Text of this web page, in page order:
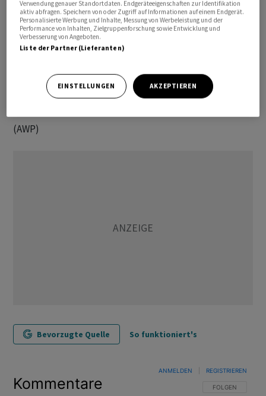
um so die Zölle zu vermeiden.
Auch die europäische Industrie sieht Handlungsbedarf:
«Die Chinesen waren da sehr agil, die haben schnell das
Zeitung einen Industriemanager. «Das ist eine offene
Flanke, die EU muss sie schliessen.»/men/la
(AWP)
Bevorzugte Quelle So funktioniert's
Kommentare FOLGE DIESER
FOLGEN
ANMELDEN REGISTRIEREN
Verwendung genauer Standortdaten. Endgeräteeigenschaften zur Identifikation
aktiv abfragen. Speichern von oder Zugriff auf Informationen auf einem Endgerät.
Personalisierte Werbung und Inhalte, Messung von Werbeleistung und der
Performance von Inhalten, Zielgruppenforschung sowie Entwicklung und
Verbesserung von Angeboten.
Liste der Partner (Lieferanten)
EINSTELLUNGEN AKZEPTIEREN